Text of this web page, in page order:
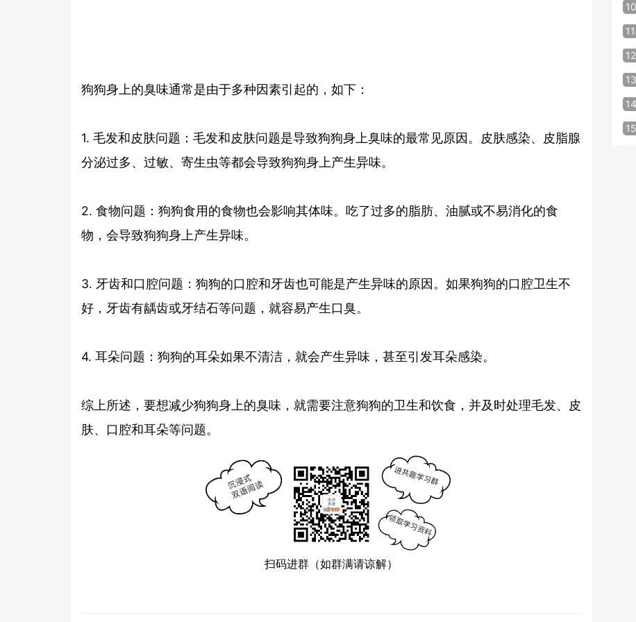
狗狗身上的臭味通常是由于多种因素引起的，如下：
1. 毛发和皮肤问题：毛发和皮肤问题是导致狗狗身上臭味的最常见原因。皮肤感染、皮脂腺
分泌过多、过敏、寄生虫等都会导致狗狗身上产生异味。
2. 食物问题：狗狗食用的食物也会影响其体味。吃了过多的脂肪、油腻或不易消化的食
物，会导致狗狗身上产生异味。
3. 牙齿和口腔问题：狗狗的口腔和牙齿也可能是产生异味的原因。如果狗狗的口腔卫生不
好，牙齿有龋齿或牙结石等问题，就容易产生口臭。
4. 耳朵问题：狗狗的耳朵如果不清洁，就会产生异味，甚至引发耳朵感染。
综上所述，要想减少狗狗身上的臭味，就需要注意狗狗的卫生和饮食，并及时处理毛发、皮
肤、口腔和耳朵等问题。
扫码进群（如群满请谅解）
10
11
12
13
14
15